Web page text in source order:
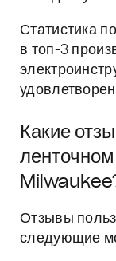
Статистика
в топ-3
Какие
Отзывы
следующие